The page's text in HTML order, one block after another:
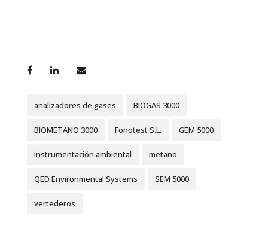
analizadores de gases BIOGAS 3000
BIOMETANO 3000 Fonotest S.L. GEM 5000
instrumentación ambiental metano
QED Environmental Systems SEM 5000
vertederos